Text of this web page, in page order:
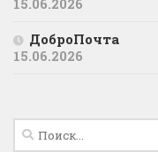
15.06.2026
ДоброПочта
15.06.2026
Найти: